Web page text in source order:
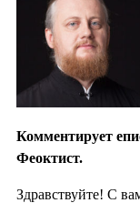
Комментирует
Феоктист.
Здравствуйте! С